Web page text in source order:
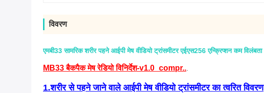
विवरण
एमबी33 सामरिक शरीर पहने आईपी मेष वीडियो ट्रांसमीटर एईएस256 एन्क्रिप्शन कम विलंबता
MB33 बैकपैक मेष रेडियो विनिर्देश-v1.0_compr..
1.शरीर से पहने जाने वाले आईपी मेष वीडियो ट्रांसमीटर का त्वरित विवरण